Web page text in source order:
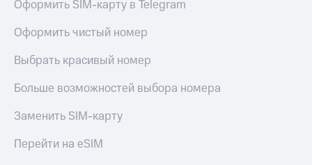
Оформить SIM-карту в Telegram
Оформить чистый номер
Выбрать красивый номер
Больше возможностей выбора номера
Заменить SIM-карту
Перейти на eSIM